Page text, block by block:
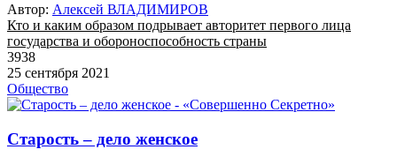
Автор: Алексей ВЛАДИМИРОВ
Кто и каким образом подрывает авторитет первого лица
государства и обороноспособность страны
3938
25 сентября 2021
Общество
Старость – дело женское